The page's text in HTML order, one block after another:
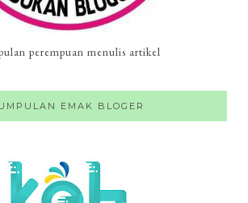
perempuan menulis artikel
EMAK BLOGER